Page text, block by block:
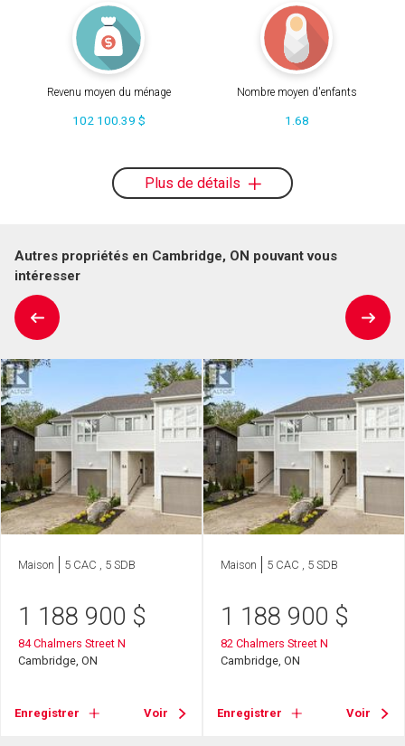
Revenu moyen du ménage
102 100.39 $
Nombre moyen d'enfants
1.68
Plus de détails
Autres propriétés en Cambridge, ON pouvant vous
intéresser
Maison 5 CAC , 5 SDB
1 188 900 $
84 Chalmers Street N
Cambridge, ON
Enregistrer Voir
Maison 5 CAC , 5 SDB
1 188 900 $
82 Chalmers Street N
Cambridge, ON
Enregistrer Voir